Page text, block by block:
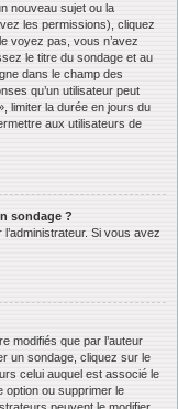
nouveau sujet ou la
les permissions), cliquez
voyez pas, vous n’avez
le titre du sondage et au
dans le champ des
qu’un utilisateur peut
limiter la durée en jours du
aux utilisateurs de
sondage ?
Si vous avez
modifiés que par l’auteur
un sondage, cliquez sur le
celui auquel est associé le
option ou supprimer le